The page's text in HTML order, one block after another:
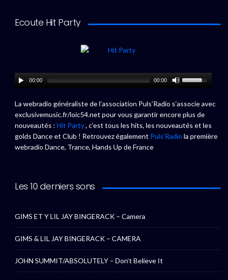
Ecoute Hit Party
00:00 00:00
La webradio généraliste de l’association Puls’Radio s’associe avec
exclusivemusic.fr/loic54.net pour vous garantir encore plus de
nouveautés : Hit Party, c’est tous les hits, les nouveautés et les
golds Dance et Club ! Retrouvez également Puls’Radio la première
webradio Dance, Trance, Hands Up de France
Les 10 derniers sons
GIMS ET Y LIL JAY BINGERACK – Camera
GIMS & LIL JAY BINGERACK – CAMERA
JOHN SUMMIT/ABSOLUTELY – Don’t Believe It